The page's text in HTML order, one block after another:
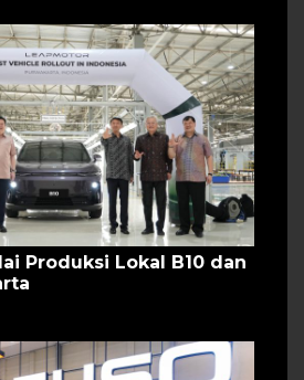
Produksi Lokal B10 dan